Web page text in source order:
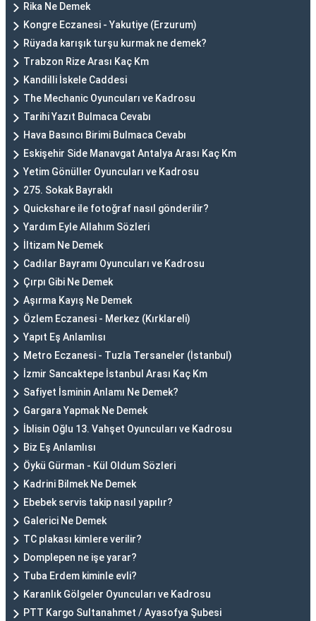
Rika Ne Demek
Kongre Eczanesi - Yakutiye (Erzurum)
Rüyada karışık turşu kurmak ne demek?
Trabzon Rize Arası Kaç Km
Kandilli İskele Caddesi
The Mechanic Oyuncuları ve Kadrosu
Tarihi Yazıt Bulmaca Cevabı
Hava Basıncı Birimi Bulmaca Cevabı
Eskişehir Side Manavgat Antalya Arası Kaç Km
Yetim Gönüller Oyuncuları ve Kadrosu
275. Sokak Bayraklı
Quickshare ile fotoğraf nasıl gönderilir?
Yardım Eyle Allahım Sözleri
İltizam Ne Demek
Cadılar Bayramı Oyuncuları ve Kadrosu
Çırpı Gibi Ne Demek
Aşırma Kayış Ne Demek
Özlem Eczanesi - Merkez (Kırklareli)
Yapıt Eş Anlamlısı
Metro Eczanesi - Tuzla Tersaneler (İstanbul)
İzmir Sancaktepe İstanbul Arası Kaç Km
Safiyet İsminin Anlamı Ne Demek?
Gargara Yapmak Ne Demek
İblisin Oğlu 13. Vahşet Oyuncuları ve Kadrosu
Biz Eş Anlamlısı
Öykü Gürman - Kül Oldum Sözleri
Kadrini Bilmek Ne Demek
Ebebek servis takip nasıl yapılır?
Galerici Ne Demek
TC plakası kimlere verilir?
Domplepen ne işe yarar?
Tuba Erdem kiminle evli?
Karanlık Gölgeler Oyuncuları ve Kadrosu
PTT Kargo Sultanahmet / Ayasofya Şubesi